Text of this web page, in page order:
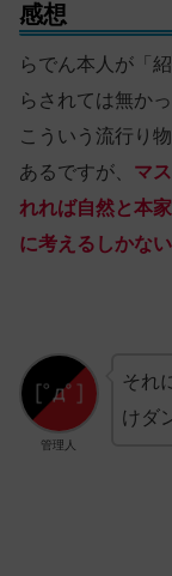
感想
らでん本人が「
らされては無か
こういう流行り
あるですが、 マ
れれば自然と本
に考えるしかない
管理人
それ
けダ